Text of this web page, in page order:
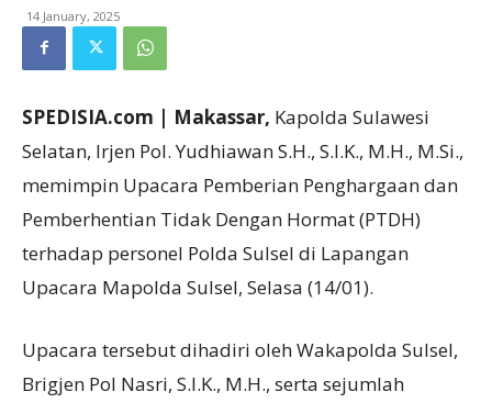
14 January, 2025
SPEDISIA.com | Makassar, Kapolda Sulawesi
Selatan, Irjen Pol. Yudhiawan S.H., S.I.K., M.H., M.Si.,
memimpin Upacara Pemberian Penghargaan dan
Pemberhentian Tidak Dengan Hormat (PTDH)
terhadap personel Polda Sulsel di Lapangan
Upacara Mapolda Sulsel, Selasa (14/01).
Upacara tersebut dihadiri oleh Wakapolda Sulsel,
Brigjen Pol Nasri, S.I.K., M.H., serta sejumlah